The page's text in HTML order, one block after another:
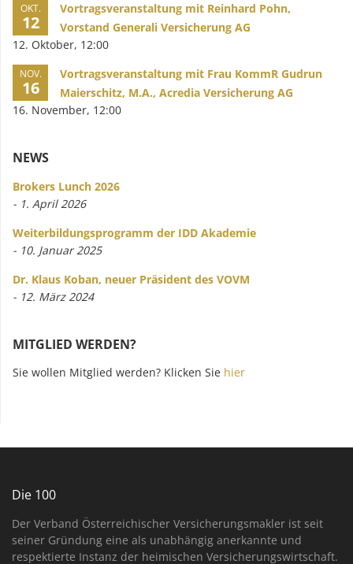
OKT.
12
Vortragsveranstaltung mit Reinhard Pohn,
Vorstand Generali Versicherung AG
12. Oktober, 12:00
NOV.
16
Vortragsveranstaltung mit Frau KommR Gudrun
Maierschitz, M.A., Acredia Versicherung AG
16. November, 12:00
NEWS
Brokers Lunch 2026
- 1. April 2026
Weiterbildungsprogramm der IDD Akademie
- 10. Januar 2025
Dr. Klaus Koban, neuer Präsident des VOVM
- 12. März 2024
MITGLIED WERDEN?
Sie wollen Mitglied werden? Klicken Sie hier
Die 100
Der Verband Österreichischer Versicherungsmakler ist seit
seiner Gründung eine als unabhängig anerkannte und
respektierte Instanz der heimischen Versicherungswirtschaft.